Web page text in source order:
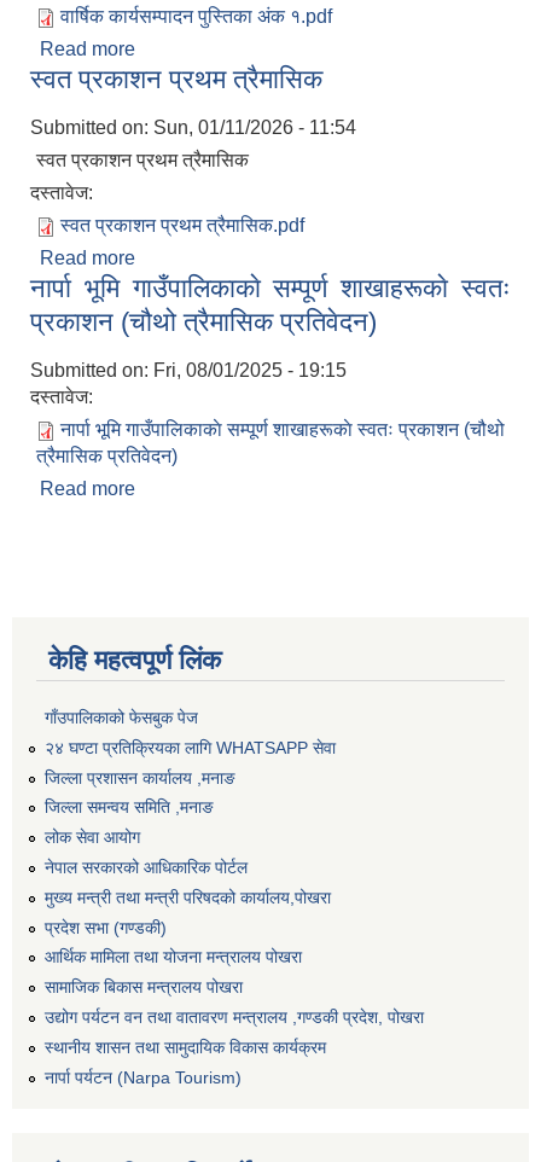
वार्षिक कार्यसम्पादन पुस्तिका अंक १.pdf
Read more
स्वत प्रकाशन प्रथम त्रैमासिक
Submitted on: Sun, 01/11/2026 - 11:54
स्वत प्रकाशन प्रथम त्रैमासिक
दस्तावेज:
स्वत प्रकाशन प्रथम त्रैमासिक.pdf
Read more
नार्पा भूमि गाउँपालिकाकाे सम्पूर्ण शाखाहरूकाे स्वतः
प्रकाशन (चौथो त्रैमासिक प्रतिवेदन)
Submitted on: Fri, 08/01/2025 - 19:15
दस्तावेज:
नार्पा भूमि गाउँपालिकाकाे सम्पूर्ण शाखाहरूकाे स्वतः प्रकाशन (चौथो
त्रैमासिक प्रतिवेदन)
Read more
केहि महत्वपूर्ण लिंक
गाँउपालिकाको फेसबुक पेज
२४ घण्टा प्रतिक्रियका लागि WHATSAPP सेवा
जिल्ला प्रशासन कार्यालय ,मनाङ
जिल्ला समन्वय समिति ,मनाङ
लोक सेवा आयोग
नेपाल सरकारको आधिकारिक पोर्टल
मुख्य मन्त्री तथा मन्त्री परिषदको कार्यालय,पोखरा
प्रदेश सभा (गण्डकी)
आर्थिक मामिला तथा योजना मन्त्रालय पोखरा
सामाजिक बिकास मन्त्रालय पोखरा
उद्योग पर्यटन वन तथा वातावरण मन्त्रालय ,गण्डकी प्रदेश, पोखरा
स्थानीय शासन तथा सामुदायिक विकास कार्यक्रम
नार्पा पर्यटन (Narpa Tourism)